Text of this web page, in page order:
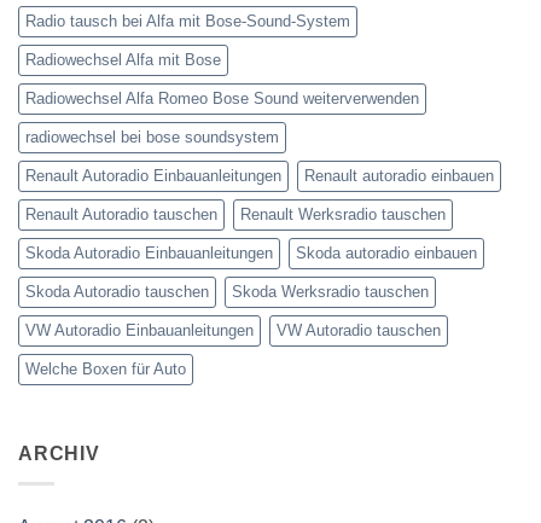
Radio tausch bei Alfa mit Bose-Sound-System
Radiowechsel Alfa mit Bose
Radiowechsel Alfa Romeo Bose Sound weiterverwenden
radiowechsel bei bose soundsystem‎
Renault Autoradio Einbauanleitungen Renault autoradio einbauen
Renault Autoradio tauschen Renault Werksradio tauschen
Skoda Autoradio Einbauanleitungen Skoda autoradio einbauen
Skoda Autoradio tauschen Skoda Werksradio tauschen
VW Autoradio Einbauanleitungen VW Autoradio tauschen
Welche Boxen für Auto
ARCHIV